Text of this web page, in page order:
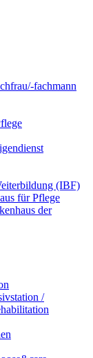
fachmann
(IBF)
für Pflege
der
/